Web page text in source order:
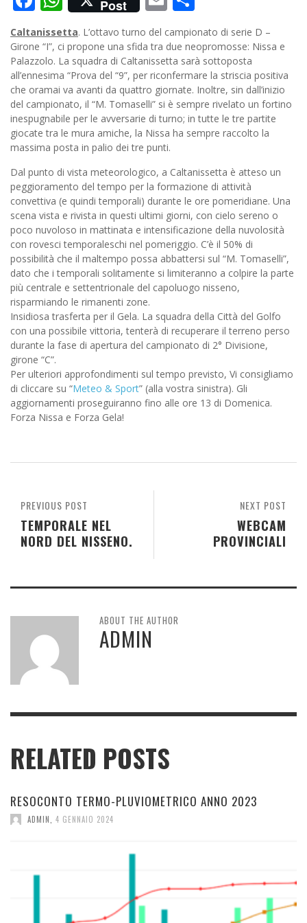
Post
Caltanissetta. L’ottavo turno del campionato di serie D –
Girone “I”, ci propone una sfida tra due neopromosse: Nissa e
Palazzolo. La squadra di Caltanissetta sarà sottoposta
all’ennesima “Prova del “9”, per riconfermare la striscia positiva
che oramai va avanti da quattro giornate. Inoltre, sin dall’inizio
del campionato, il “M. Tomaselli” si è sempre rivelato un fortino
inespugnabile per le avversarie di turno; in tutte le tre partite
giocate tra le mura amiche, la Nissa ha sempre raccolto la
massima posta in palio dei tre punti.
Dal punto di vista meteorologico, a Caltanissetta è atteso un
peggioramento del tempo per la formazione di attività
convettiva (e quindi temporali) durante le ore pomeridiane. Una
scena vista e rivista in questi ultimi giorni, con cielo sereno o
poco nuvoloso in mattinata e intensificazione della nuvolosità
con rovesci temporaleschi nel pomeriggio. C’è il 50% di
possibilità che il maltempo possa abbattersi sul “M. Tomaselli”,
dato che i temporali solitamente si limiteranno a colpire la parte
più centrale e settentrionale del capoluogo nisseno,
risparmiando le rimanenti zone.
Insidiosa trasferta per il Gela. La squadra della Città del Golfo
con una possibile vittoria, tenterà di recuperare il terreno perso
durante la fase di apertura del campionato di 2° Divisione,
girone “C”.
Per ulteriori approfondimenti sul tempo previsto, Vi consigliamo
di cliccare su “Meteo & Sport” (alla vostra sinistra). Gli
aggiornamenti proseguiranno fino alle ore 13 di Domenica.
Forza Nissa e Forza Gela!
NEXT POST
WEBCAM
PROVINCIALI
PREVIOUS POST
TEMPORALE NEL
NORD DEL NISSENO.
ABOUT THE AUTHOR
ADMIN
RELATED POSTS
RESOCONTO TERMO-PLUVIOMETRICO ANNO 2023
ADMIN 4 GENNAIO 2024